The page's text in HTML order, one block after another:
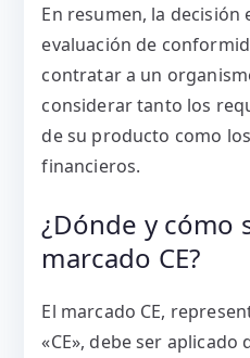
En resumen, la decisión
evaluación de
contratar a un
considerar tanto los
de su producto como
financieros.
¿Dónde y cómo
marcado CE?
El marcado CE,
«CE», debe ser aplicado